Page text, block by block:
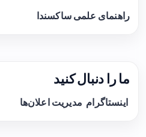
راهنمای علمی ساکسندا
ما را دنبال کنید
اینستاگرام مدیریت اعلان‌ها